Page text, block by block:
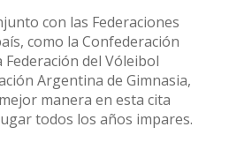
con las Federaciones
como la Confederación
del Vóleibol
Argentina de Gimnasia,
manera en esta cita
todos los años impares.